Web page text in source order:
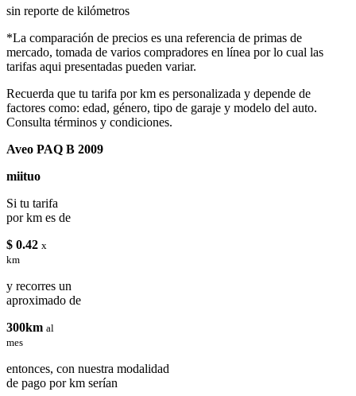
sin reporte de kilómetros
*La comparación de precios es una referencia de primas de
mercado, tomada de varios compradores en línea por lo cual las
tarifas aqui presentadas pueden variar.
Recuerda que tu tarifa por km es personalizada y depende de
factores como: edad, género, tipo de garaje y modelo del auto.
Consulta términos y condiciones.
Aveo PAQ B 2009
miituo
Si tu tarifa
por km es de
$ 0.42 x
km
y recorres un
aproximado de
300km al
mes
entonces, con nuestra modalidad
de pago por km serían